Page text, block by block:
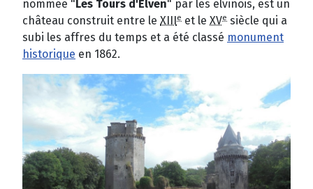
nommée " Les Tours d'Elven" par les elvinois, est un
château construit entre le XIIIe et le XVe siècle qui a
subi les affres du temps et a été classé monument
historique en 1862.